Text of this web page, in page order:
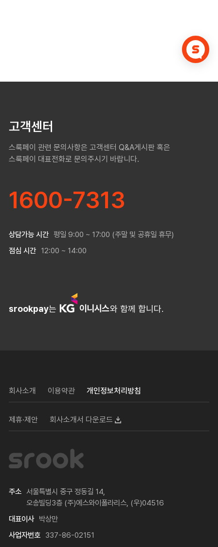
고객센터
스룩페이 관련 문의사항은 고객센터 Q&A게시판 혹은
스룩페이 대표전화로 문의주시기 바랍니다.
1600-7313
상담가능 시간 평일 9:00 ~ 17:00 (주말 및 공휴일 휴무)
점심 시간 12:00 ~ 14:00
srookpay는 와 함께 합니다.
회사소개 이용약관 개인정보처리방침
제휴·제안 회사소개서 다운로드
주소 서울특별시 중구 정동길 14,
오송빌딩3층 (주)에스와이폴라리스, (우)04516
대표이사 박상만
사업자번호 337-86-02151